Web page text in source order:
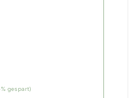
gespart)